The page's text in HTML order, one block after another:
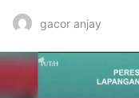
gacor anjay